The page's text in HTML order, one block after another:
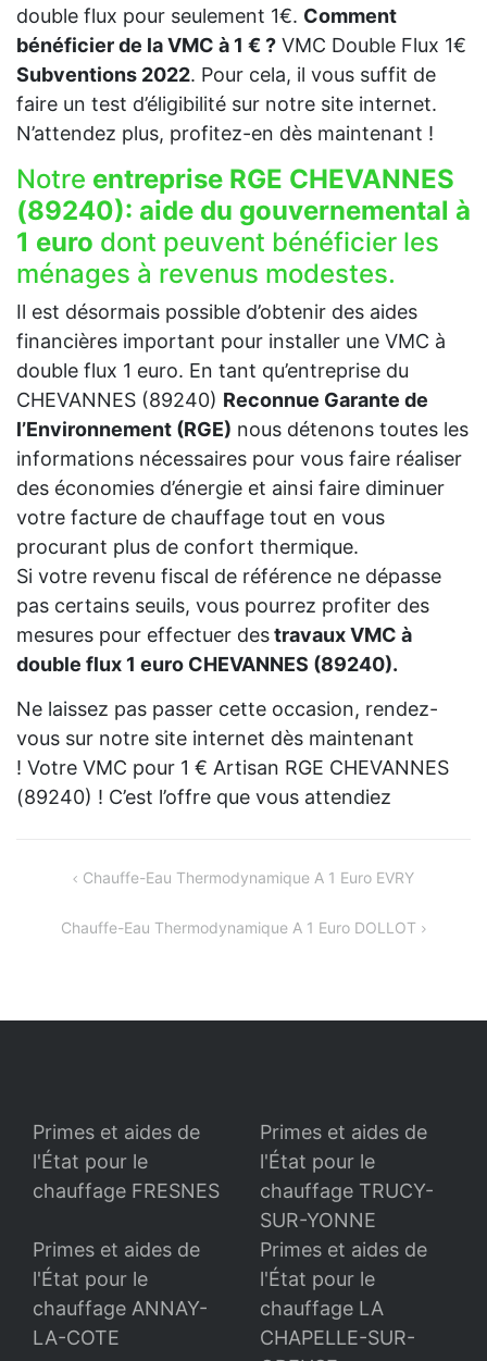
double flux pour seulement 1€. Comment
bénéficier de la VMC à 1 € ? VMC Double Flux 1€
Subventions 2022. Pour cela, il vous suffit de
faire un test d’éligibilité sur notre site internet.
N’attendez plus, profitez-en dès maintenant !
Notre entreprise RGE CHEVANNES
(89240): aide du gouvernemental à
1 euro dont peuvent bénéficier les
ménages à revenus modestes.
Il est désormais possible d’obtenir des aides
financières important pour installer une VMC à
double flux 1 euro. En tant qu’entreprise du
CHEVANNES (89240) Reconnue Garante de
l’Environnement (RGE) nous détenons toutes les
informations nécessaires pour vous faire réaliser
des économies d’énergie et ainsi faire diminuer
votre facture de chauffage tout en vous
procurant plus de confort thermique.
Si votre revenu fiscal de référence ne dépasse
pas certains seuils, vous pourrez profiter des
mesures pour effectuer destravaux VMC à
double flux 1 euro CHEVANNES (89240).
Ne laissez pas passer cette occasion, rendez-
vous sur notre site internet dès maintenant
! Votre VMC pour 1 € Artisan RGE CHEVANNES
(89240) ! C’est l’offre que vous attendiez
Navigation
Chauffe-Eau Thermodynamique A 1 Euro EVRY
Chauffe-Eau Thermodynamique A 1 Euro DOLLOT
Primes et aides de
l'État pour le
chauffage FRESNES
Primes et aides de
l'État pour le
chauffage TRUCY-
SUR-YONNE
Primes et aides de
l'État pour le
chauffage ANNAY-
LA-COTE
Primes et aides de
l'État pour le
chauffage LA
CHAPELLE-SUR-